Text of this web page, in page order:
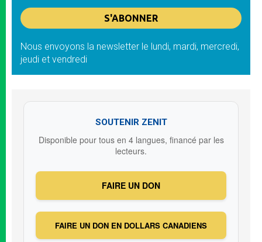
Nous envoyons la newsletter le lundi, mardi, mercredi,
jeudi et vendredi
SOUTENIR ZENIT
Disponible pour tous en 4 langues, financé par les
lecteurs.
FAIRE UN DON
FAIRE UN DON EN DOLLARS CANADIENS